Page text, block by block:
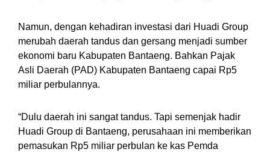
Namun, dengan kehadiran investasi dari Huadi Group
merubah daerah tandus dan gersang menjadi sumber
ekonomi baru Kabupaten Bantaeng. Bahkan Pajak
Asli Daerah (PAD) Kabupaten Bantaeng capai Rp5
miliar perbulannya.
“Dulu daerah ini sangat tandus. Tapi semenjak hadir
Huadi Group di Bantaeng, perusahaan ini memberikan
pemasukan Rp5 miliar perbulan ke kas Pemda